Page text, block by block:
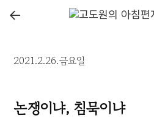
←
2021.2.26.금요일
논쟁이냐, 침묵이냐